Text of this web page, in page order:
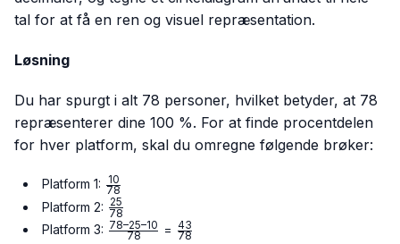
tal for at få en ren og visuel repræsentation.
Løsning
Du har spurgt i alt 78 personer, hvilket betyder, at 78
repræsenterer dine 100 %. For at finde procentdelen
for hver platform, skal du omregne følgende brøker:
Platform 1: \frac{10}
{78}
78
10
Platform 2: \frac{25}
{78}
78
25
Platform 3: \frac{78
78
78–25–10 = \frac{43}
78
43